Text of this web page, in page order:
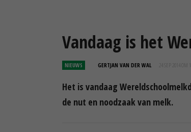
Vandaag is het
NIEUWS GERTJAN VAN DER WAL 24 SEP 2014 OM
Het is vandaag
de nut en noodzaak van melk.